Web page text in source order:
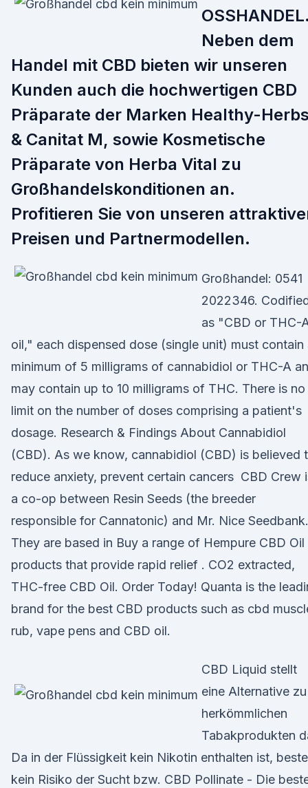
OSSHANDEL.
Neben dem
Handel mit CBD bieten wir unseren
Kunden auch die hochwertigen CBD
Präparate der Marken Healthy-Herbs
& Canitat M, sowie Kosmetische
Präparate von Herba Vital zu
Großhandelskonditionen an.
Profitieren Sie von unseren
Preisen und Partnermodellen.
Großhandel: 0541
2022346.
as "CBD or THC-
oil," each dispensed dose (single unit) must contain
minimum of 5 milligrams of cannabidiol or THC-A
may contain up to 10 milligrams of THC. There is no
limit on the number of doses comprising a patient's
dosage. Research & Findings About Cannabidiol
(CBD). As we know, cannabidiol (CBD) is believed
reduce anxiety, prevent certain cancers CBD Crew
a co-op between Resin Seeds (the breeder
responsible for Cannatonic) and Mr. Nice Seedbank.
They are based in Buy a range of Hempure CBD Oil
products that provide rapid relief . CO2 extracted,
THC-free CBD Oil. Order Today! Quanta is the
brand for the best CBD products such as cbd
rub, vape pens and CBD oil.
CBD Liquid stellt
eine Alternative zu
herkömmlichen
Tabakprodukten
Da in der Flüssigkeit kein Nikotin enthalten ist,
kein Risiko der Sucht bzw. CBD Pollinate - Die